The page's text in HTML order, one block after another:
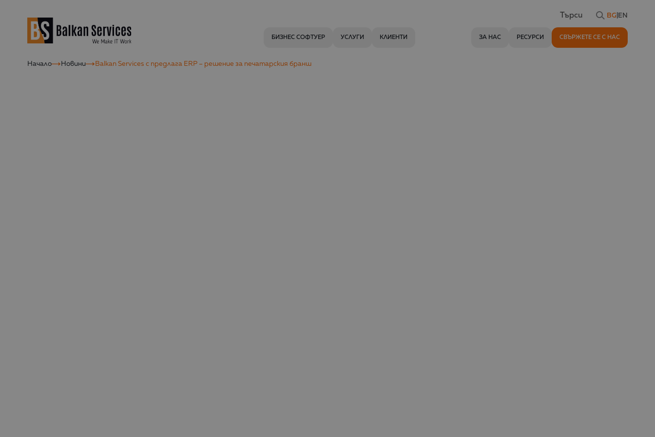
BG EN
БИЗНЕС СОФТУЕР УСЛУГИ КЛИЕНТИ ЗА НАС РЕСУРСИ СВЪРЖЕТЕ СЕ С НАС
Начало Новини Balkan Services с предлага ERP – решение за печатарския бранш